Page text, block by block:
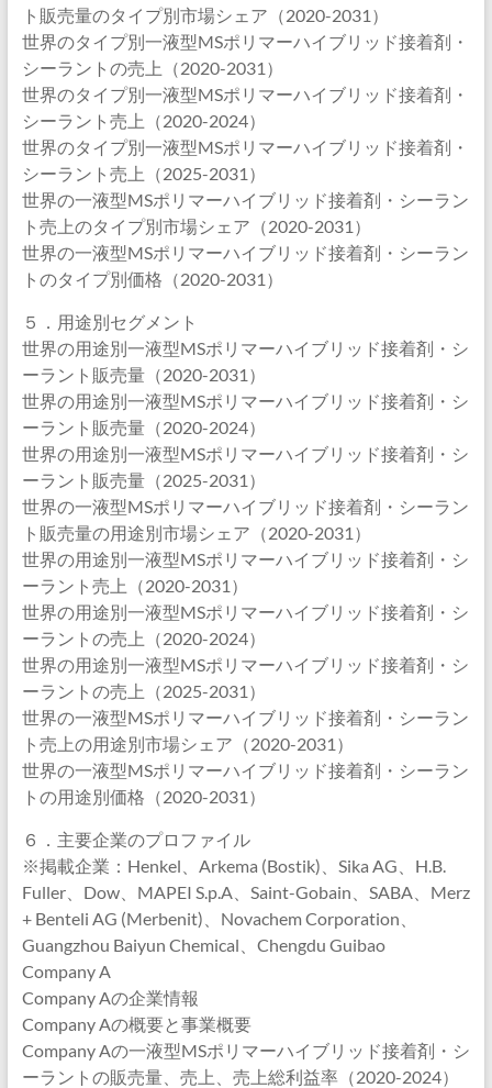
ト販売量のタイプ別市場シェア（2020-2031）
世界のタイプ別一液型MSポリマーハイブリッド接着剤・
シーラントの売上（2020-2031）
世界のタイプ別一液型MSポリマーハイブリッド接着剤・
シーラント売上（2020-2024）
世界のタイプ別一液型MSポリマーハイブリッド接着剤・
シーラント売上（2025-2031）
世界の一液型MSポリマーハイブリッド接着剤・シーラン
ト売上のタイプ別市場シェア（2020-2031）
世界の一液型MSポリマーハイブリッド接着剤・シーラン
トのタイプ別価格（2020-2031）
５．用途別セグメント
世界の用途別一液型MSポリマーハイブリッド接着剤・シ
ーラント販売量（2020-2031）
世界の用途別一液型MSポリマーハイブリッド接着剤・シ
ーラント販売量（2020-2024）
世界の用途別一液型MSポリマーハイブリッド接着剤・シ
ーラント販売量（2025-2031）
世界の一液型MSポリマーハイブリッド接着剤・シーラン
ト販売量の用途別市場シェア（2020-2031）
世界の用途別一液型MSポリマーハイブリッド接着剤・シ
ーラント売上（2020-2031）
世界の用途別一液型MSポリマーハイブリッド接着剤・シ
ーラントの売上（2020-2024）
世界の用途別一液型MSポリマーハイブリッド接着剤・シ
ーラントの売上（2025-2031）
世界の一液型MSポリマーハイブリッド接着剤・シーラン
ト売上の用途別市場シェア（2020-2031）
世界の一液型MSポリマーハイブリッド接着剤・シーラン
トの用途別価格（2020-2031）
６．主要企業のプロファイル
※掲載企業：Henkel、Arkema (Bostik)、Sika AG、H.B.
Fuller、Dow、MAPEI S.p.A、Saint-Gobain、SABA、Merz
+ Benteli AG (Merbenit)、Novachem Corporation、
Guangzhou Baiyun Chemical、Chengdu Guibao
Company A
Company Aの企業情報
Company Aの概要と事業概要
Company Aの一液型MSポリマーハイブリッド接着剤・シ
ーラントの販売量、売上、売上総利益率（2020-2024）